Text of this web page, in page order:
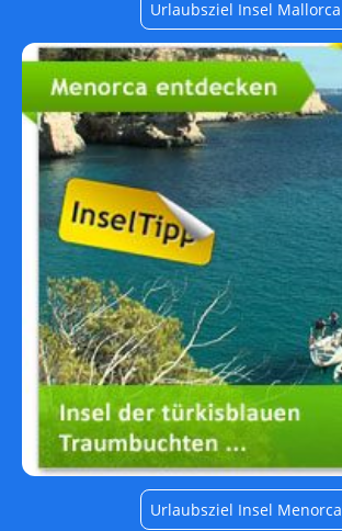
Urlaubsziel Insel Mallorca
Urlaubsziel Insel Menorca